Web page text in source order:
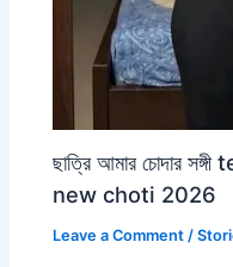
ছাত্রি আমার চোদার
new choti 2026
Leave a Comment /